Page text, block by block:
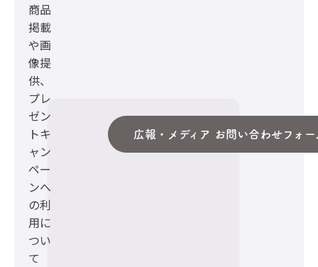
商品
掲載
や画
像提
供、
プレ
ゼン
トキ
ャン
ペー
ンへ
の利
用に
つい
て
広報・メディア お問い合わせフォー